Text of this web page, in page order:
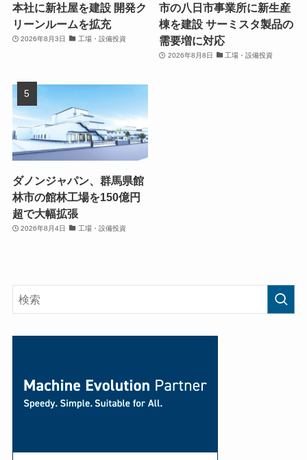
本社に新社屋を建設 開発ク
リーンルームを拡充
2026年8月3日 工場・設備投資
市の八日市事業所に新生産
棟を建設 サーミスタ製品の
需要増に対応
2026年8月8日 工場・設備投資
ダノンジャパン、群馬県館
林市の館林工場を150億円
超で大幅拡張
2026年8月4日 工場・設備投資